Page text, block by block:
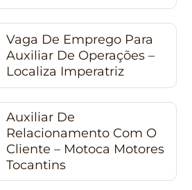
Vaga De Emprego Para
Auxiliar De Operações –
Localiza Imperatriz
Auxiliar De
Relacionamento Com O
Cliente – Motoca Motores
Tocantins